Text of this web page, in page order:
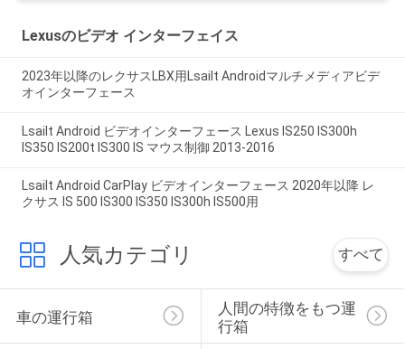
Lexusのビデオ インターフェイス
2023年以降のレクサスLBX用Lsailt Androidマルチメディアビデ
オインターフェース
Lsailt Android ビデオインターフェース Lexus IS250 IS300h
IS350 IS200t IS300 IS マウス制御 2013-2016
Lsailt Android CarPlay ビデオインターフェース 2020年以降 レ
クサス IS 500 IS300 IS350 IS300h IS500用
人気カテゴリ すべて
車の運行箱
人間の特徴をもつ運
行箱